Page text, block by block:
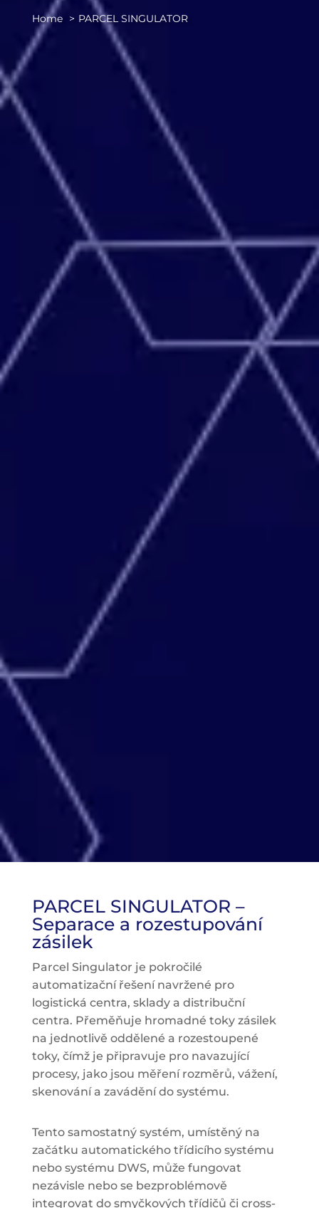
Home PARCEL SINGULATOR
PARCEL SINGULATOR –
Separace a rozestupování
zásilek
Parcel Singulator je pokročilé
automatizační řešení navržené pro
logistická centra, sklady a distribuční
centra. Přeměňuje hromadné toky zásilek
na jednotlivě oddělené a rozestoupené
toky, čímž je připravuje pro navazující
procesy, jako jsou měření rozměrů, vážení,
skenování a zavádění do systému.
Tento samostatný systém, umístěný na
začátku automatického třídicího systému
nebo systému DWS, může fungovat
nezávisle nebo se bezproblémově
integrovat do smyčkových třídičů či cross-